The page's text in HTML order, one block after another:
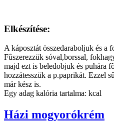
Elkészítése:
A káposztát összedaraboljuk és a
Fûszerezzük sóval,borssal,
majd ezt is beledobjuk és puhára
hozzátesszük a p.paprikát. Ezzel
már kész is.
Egy adag kalória tartalma: kcal
Házi mogyorókrém